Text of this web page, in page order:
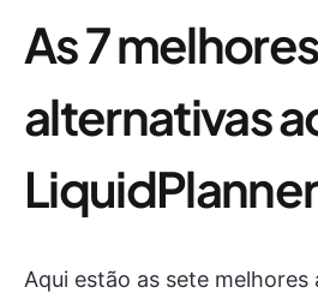
As 7 melhores
alternativas
LiquidPlanner
Aqui estão as sete melhores